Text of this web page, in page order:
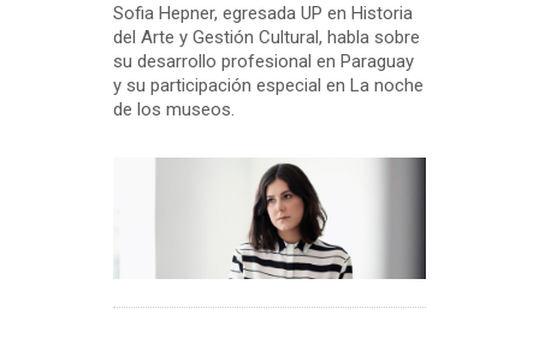
Sofia Hepner, egresada UP en Historia
del Arte y Gestión Cultural, habla sobre
su desarrollo profesional en Paraguay
y su participación especial en La noche
de los museos.